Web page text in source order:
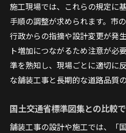
施工現場では、これらの規定に
手順の調整が求められます。市
行政からの指摘や設計変更が発
ト増加につながるため注意が必
準を熟知し、現場ごとに適切に
な舗装工事と長期的な道路品質
国土交通省標準図集との比較
舗装工事の設計や施工では、「